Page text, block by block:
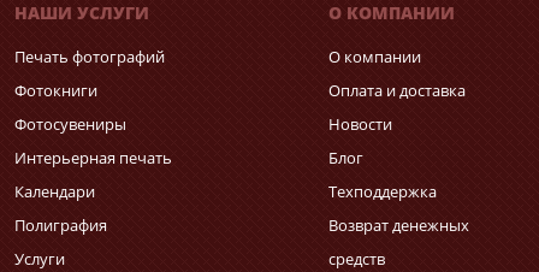
НАШИ УСЛУГИ
Печать фотографий
Фотокниги
Фотосувениры
Интерьерная печать
Календари
Полиграфия
Услуги
О КОМПАНИИ
О компании
Оплата и доставка
Новости
Блог
Техподдержка
Возврат денежных
средств